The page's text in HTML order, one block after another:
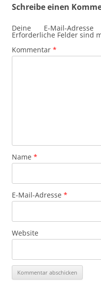
Schreibe einen
Deine E-Mail-
Erforderliche Felder sind
Kommentar *
Name *
E-Mail-Adresse *
Website